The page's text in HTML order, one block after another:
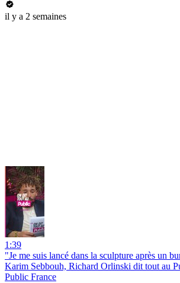
il y a 2 semaines
1:39
"Je me suis lancé dans la sculpture après un
Karim Sebbouh, Richard Orlinski dit tout au
Public France